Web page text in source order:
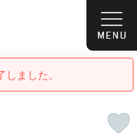
ました。